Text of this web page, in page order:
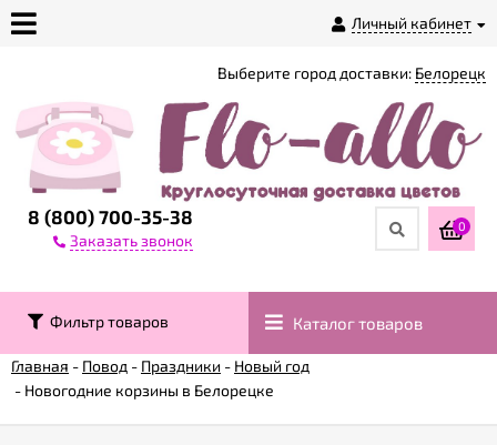
Личный кабинет
магазине
Доставка
Контакты
Возврат
8 (800) 700-35-38
Заказать звонок
Выберите город доставки: Белорецк
0
Фильтр товаров Каталог товаров
Главная - Повод - Праздники - Новый год
- Новогодние корзины в Белорецке